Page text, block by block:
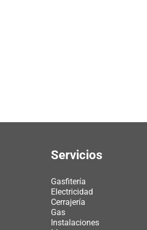
Servicios
Gasfitería
Electricidad
Cerrajería
Gas
Instalaciones